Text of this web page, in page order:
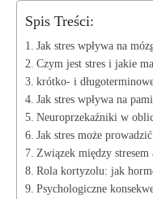
Spis Treści:
Jak stres wpływa na
Czym jest stres i jakie
krótko- i
Jak stres wpływa na
Neuroprzekaźniki w
Jak stres może
Związek między
Rola kortyzolu: jak
Psychologiczne